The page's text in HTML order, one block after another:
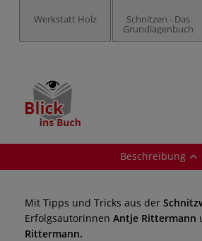
Werkstatt Holz Schnitzen - Das
Grundlagenbuch
Beschreibung
Mit Tipps und Tricks aus der
Erfolgsautorinnen Antje Rittermann
Rittermann.